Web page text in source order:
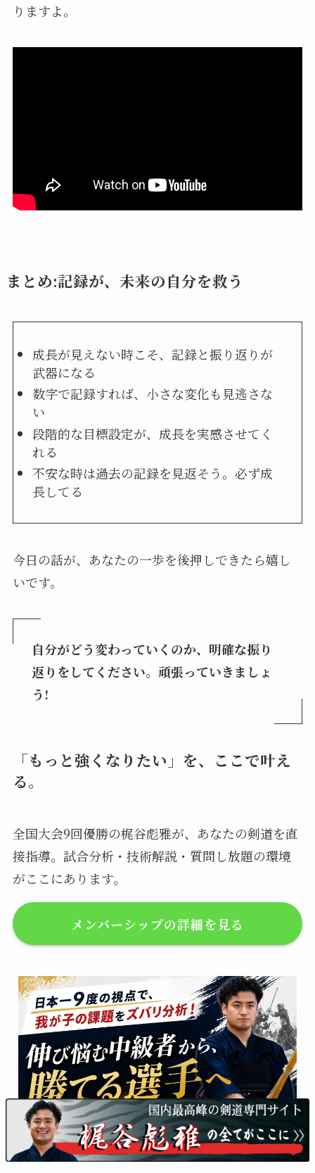
りますよ。
まとめ:記録が、未来の自分を救う
成長が見えない時こそ、記録と振り返りが
武器になる
数字で記録すれば、小さな変化も見逃さな
い
段階的な目標設定が、成長を実感させてく
れる
不安な時は過去の記録を見返そう。必ず成
長してる
今日の話が、あなたの一歩を後押しできたら嬉し
いです。
自分がどう変わっていくのか、明確な振り
返りをしてください。頑張っていきましょ
う!
「もっと強くなりたい」を、ここで叶え
る。
全国大会9回優勝の梶谷彪雅が、あなたの剣道を直
接指導。試合分析・技術解説・質問し放題の環境
がここにあります。
メンバーシップの詳細を見る